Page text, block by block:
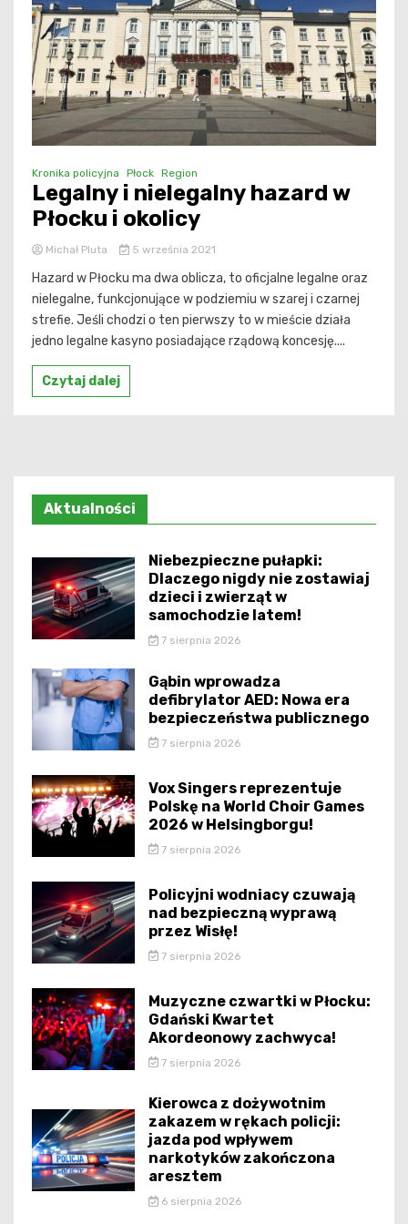
Kronika policyjna Płock Region
Legalny i nielegalny hazard w
Płocku i okolicy
Michał Pluta 5 września 2021
Hazard w Płocku ma dwa oblicza, to oficjalne legalne oraz
nielegalne, funkcjonujące w podziemiu w szarej i czarnej
strefie. Jeśli chodzi o ten pierwszy to w mieście działa
jedno legalne kasyno posiadające rządową koncesję....
Czytaj dalej
Aktualności
Niebezpieczne pułapki:
Dlaczego nigdy nie zostawiaj
dzieci i zwierząt w
samochodzie latem!
7 sierpnia 2026
Gąbin wprowadza
defibrylator AED: Nowa era
bezpieczeństwa publicznego
7 sierpnia 2026
Vox Singers reprezentuje
Polskę na World Choir Games
2026 w Helsingborgu!
7 sierpnia 2026
Policyjni wodniacy czuwają
nad bezpieczną wyprawą
przez Wisłę!
7 sierpnia 2026
Muzyczne czwartki w Płocku:
Gdański Kwartet
Akordeonowy zachwyca!
7 sierpnia 2026
Kierowca z dożywotnim
zakazem w rękach policji:
jazda pod wpływem
narkotyków zakończona
aresztem
6 sierpnia 2026